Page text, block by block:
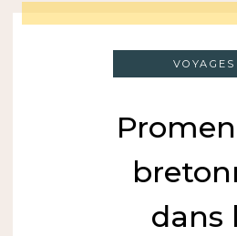
VOYAGES
dans